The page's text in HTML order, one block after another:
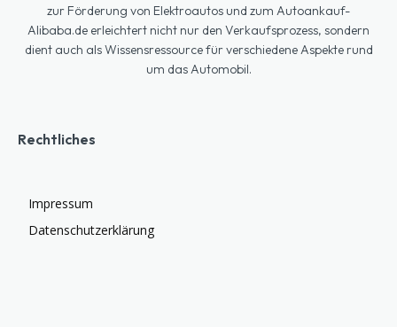
zur Förderung von Elektroautos und zum Autoankauf-
Alibaba.de erleichtert nicht nur den Verkaufsprozess, sondern
dient auch als Wissensressource für verschiedene Aspekte rund
um das Automobil.
Rechtliches
Impressum
Datenschutzerklärung